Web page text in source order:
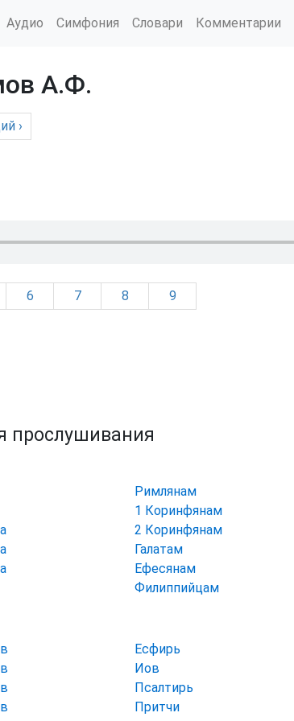
Аудио Симфония Словари Комментарии
А.Ф.
›
6 7 8 9
прослушивания
Римлянам
1 Коринфянам
2 Коринфянам
Галатам
Ефесянам
Филиппийцам
Есфирь
Иов
Псалтирь
Притчи